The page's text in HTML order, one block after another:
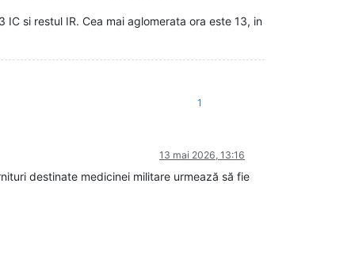
si restul IR. Cea mai aglomerata ora este 13, in
1
13 mai 2026, 13:16
destinate medicinei militare urmează să fie